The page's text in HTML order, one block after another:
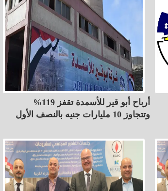
أرباح أبو قير للأسمدة تقفز 119%
وتتجاوز 10 مليارات جنيه بالنصف الأول